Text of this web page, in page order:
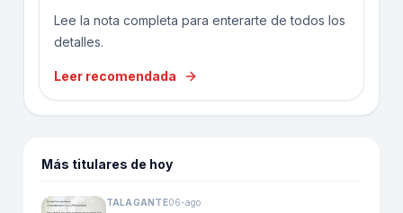
Lee la nota completa para enterarte de todos los
detalles.
Leer recomendada
Más titulares de hoy
TALAGANTE06-ago